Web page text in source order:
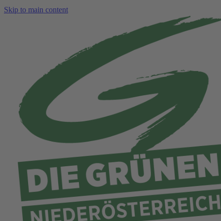
Skip to main content